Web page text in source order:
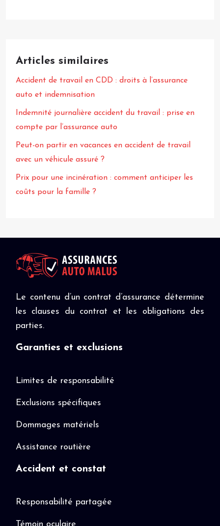
Articles similaires
Accident de travail en CDD : droits à l’assurance
auto et indemnisation
Indemnité journalière accident du travail : prise en
compte par l’assurance auto
Peut-on partir en vacances en accident de travail
avec un véhicule assuré ?
Prix pour une incinération : comment anticiper les
coûts pour la famille ?
Le contenu d’un contrat d’assurance détermine
les clauses du contrat et les obligations des
parties.
Garanties et exclusions
Limites de responsabilité
Exclusions spécifiques
Dommages matériels
Assistance routière
Accident et constat
Responsabilité partagée